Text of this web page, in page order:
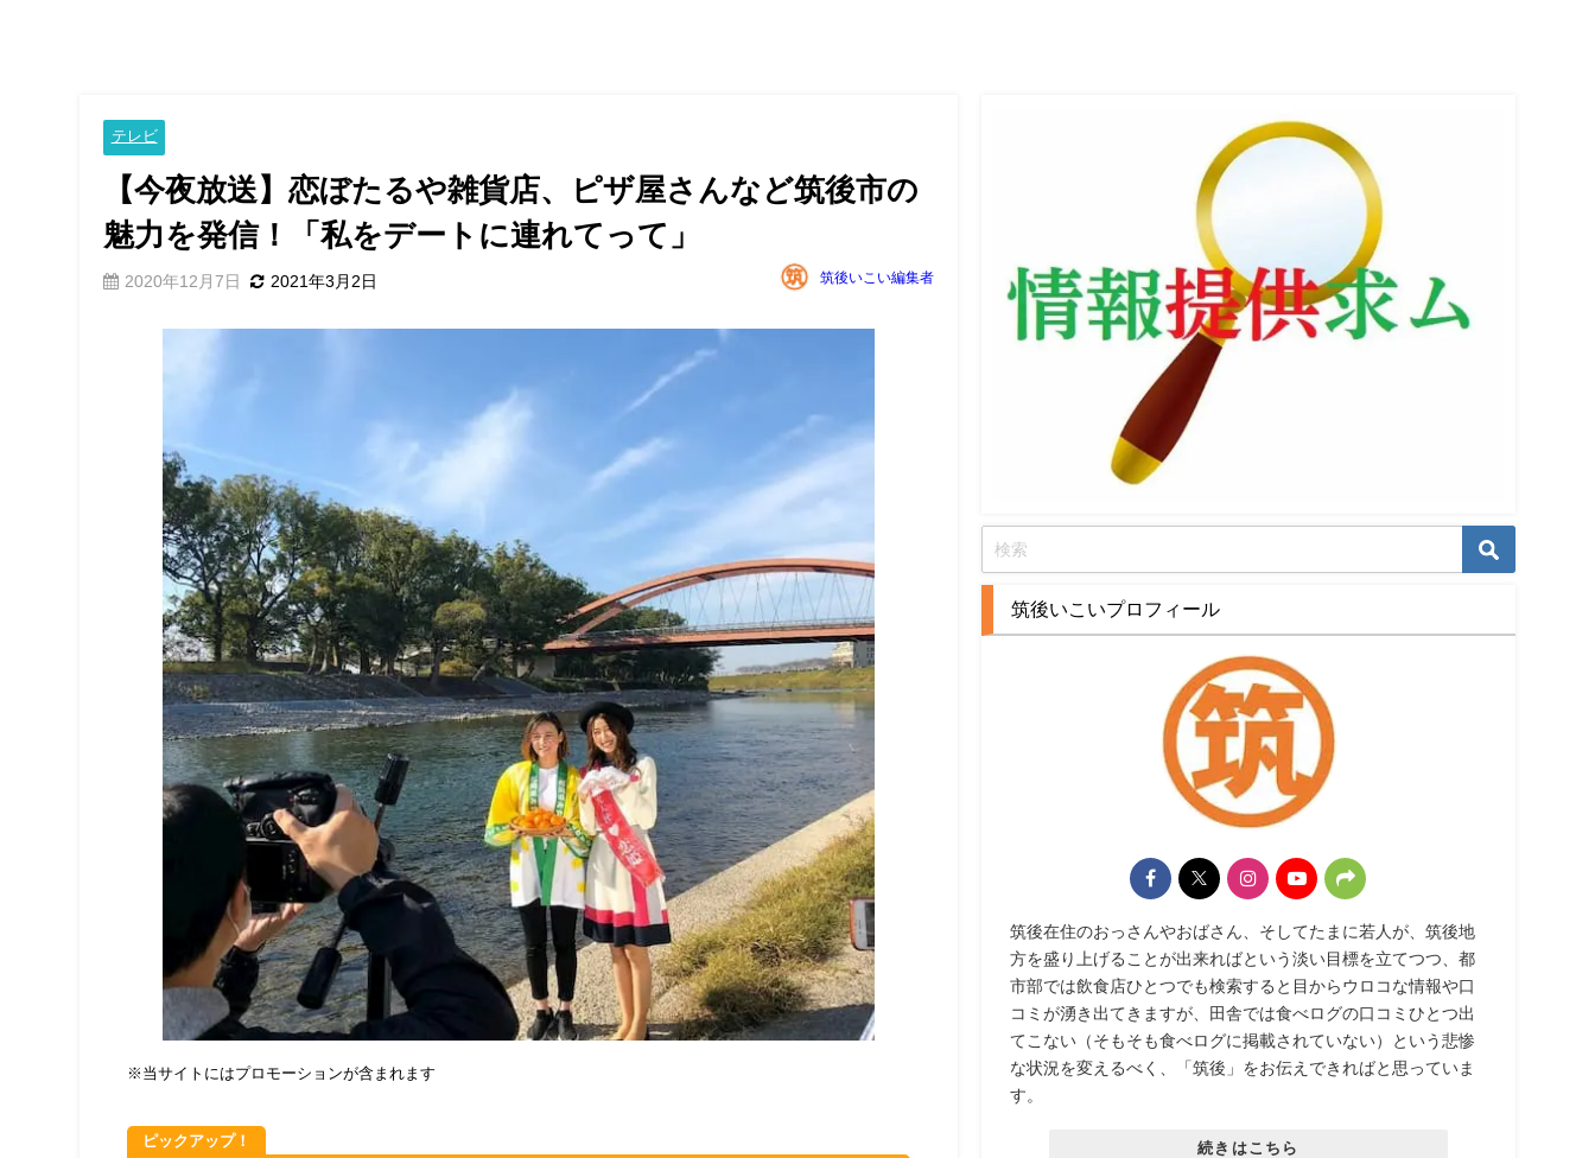
テレビ
【今夜放送】恋ぼたるや雑貨店、ピザ屋さんなど筑後市の
魅力を発信！「私をデートに連れてって」
2020年12月7日 2021年3月2日 筑後いこい編集者
※当サイトにはプロモーションが含まれます
ピックアップ！
筑後いこいプロフィール
筑後在住のおっさんやおばさん、そしてたまに若人が、筑後地
方を盛り上げることが出来ればという淡い目標を立てつつ、都
市部では飲食店ひとつでも検索すると目からウロコな情報や口
コミが湧き出てきますが、田舎では食べログの口コミひとつ出
てこない（そもそも食べログに掲載されていない）という悲惨
な状況を変えるべく、「筑後」をお伝えできればと思っていま
す。
続きはこちら